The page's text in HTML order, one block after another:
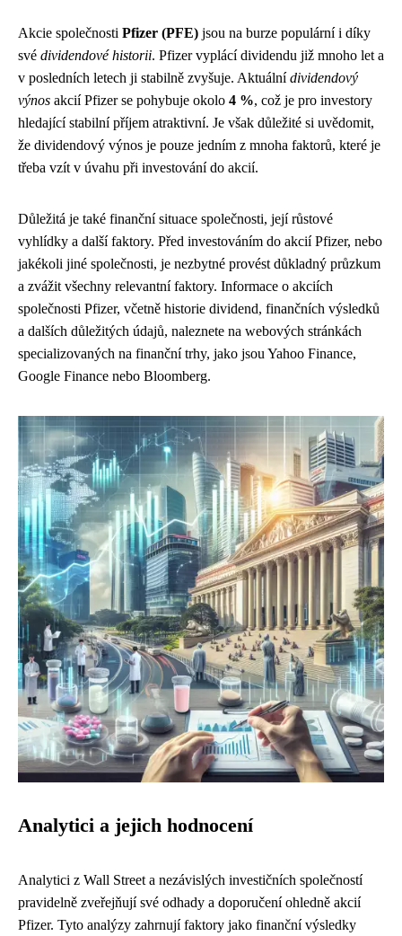
Akcie společnosti Pfizer (PFE) jsou na burze populární i díky
své dividendové historii. Pfizer vyplácí dividendu již mnoho let a
v posledních letech ji stabilně zvyšuje. Aktuálnídividendový
výnos akcií Pfizer se pohybuje okolo 4 %, což je pro investory
hledající stabilní příjem atraktivní. Je však důležité si uvědomit,
že dividendový výnos je pouze jedním z mnoha faktorů, které je
třeba vzít v úvahu při investování do akcií.
Důležitá je také finanční situace společnosti, její růstové
vyhlídky a další faktory. Před investováním do akcií Pfizer, nebo
jakékoli jiné společnosti, je nezbytné provést důkladný průzkum
a zvážit všechny relevantní faktory. Informace o akciích
společnosti Pfizer, včetně historie dividend, finančních výsledků
a dalších důležitých údajů, naleznete na webových stránkách
specializovaných na finanční trhy, jako jsou Yahoo Finance,
Google Finance nebo Bloomberg.
Analytici a jejich hodnocení
Analytici z Wall Street a nezávislých investičních společností
pravidelně zveřejňují své odhady a doporučení ohledně akcií
Pfizer. Tyto analýzy zahrnují faktory jako finanční výsledky